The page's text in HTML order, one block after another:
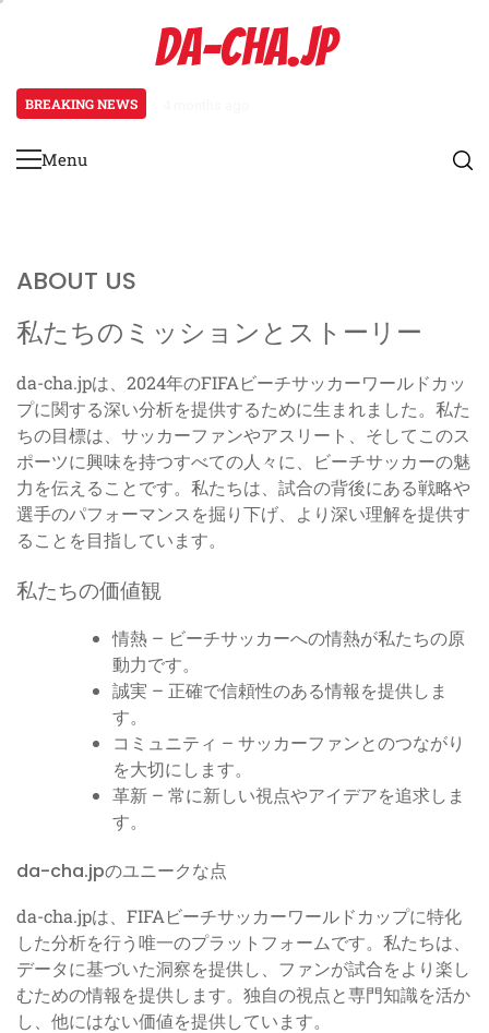
DA-CHA.JP
BREAKING NEWS
Primary
Menu
ABOUT US
私たちのミッションとストーリー
da-cha.jpは、2024年のFIFAビーチサッカーワールドカッ
プに関する深い分析を提供するために生まれました。私た
ちの目標は、サッカーファンやアスリート、そしてこのス
ポーツに興味を持つすべての人々に、ビーチサッカーの魅
力を伝えることです。私たちは、試合の背後にある戦略や
選手のパフォーマンスを掘り下げ、より深い理解を提供す
ることを目指しています。
私たちの価値観
情熱 – ビーチサッカーへの情熱が私たちの原
動力です。
誠実 – 正確で信頼性のある情報を提供しま
す。
コミュニティ – サッカーファンとのつながり
を大切にします。
革新 – 常に新しい視点やアイデアを追求しま
す。
da-cha.jpのユニークな点
da-cha.jpは、FIFAビーチサッカーワールドカップに特化
した分析を行う唯一のプラットフォームです。私たちは、
データに基づいた洞察を提供し、ファンが試合をより楽し
むための情報を提供します。独自の視点と専門知識を活か
し、他にはない価値を提供しています。